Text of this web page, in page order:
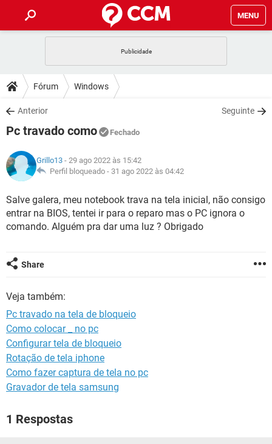
MENU
CELULAR
OUTLOOK
INSTAGRAM
GUIA DE COMPRAS
DICAS
JOGOS
INSTAGRAM
GUIA DE COMPRAS
DOWNLOADS
JOGOS
CELULAR
OUTLOOK EXCEL
GUIA DE COMPRAS
JOGOS
CELULAR
OUTLOOK EXCEL
INSTAGRAM GMAIL
GLOSSÁRIO
CELULAR FACEBOOK
INSTAGRAM
Fórum Windows
Anterior Seguinte
Pc travado como Fechado
Grillo13 - 29 ago 2022 às 15:42
Perfil bloqueado - 31 ago 2022 às 04:42
Salve galera, meu notebook trava na tela inicial, não consigo
entrar na BIOS, tentei ir para o reparo mas o PC ignora o
comando. Alguém pra dar uma luz ? Obrigado
Share
Veja também:
Pc travado na tela de bloqueio
Como colocar _ no pc
Configurar tela de bloqueio
Rotação de tela iphone
Como fazer captura de tela no pc
Gravador de tela samsung
1 Respostas